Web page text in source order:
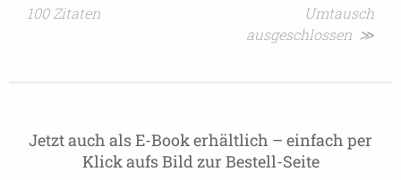
100 Zitaten
Umtausch
ausgeschlossen ≫
Jetzt auch als E-Book erhältlich – einfach per
Klick aufs Bild zur Bestell-Seite